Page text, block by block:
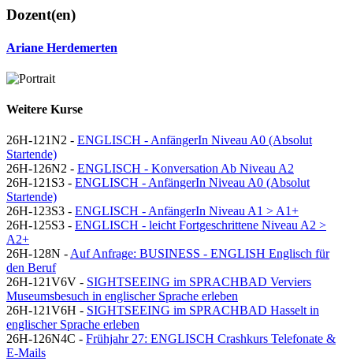
Dozent(en)
Ariane Herdemerten
Weitere Kurse
26H-121N2 - ENGLISCH - AnfängerIn Niveau A0 (Absolut
Startende)
26H-126N2 - ENGLISCH - Konversation Ab Niveau A2
26H-121S3 - ENGLISCH - AnfängerIn Niveau A0 (Absolut
Startende)
26H-123S3 - ENGLISCH - AnfängerIn Niveau A1 > A1+
26H-125S3 - ENGLISCH - leicht Fortgeschrittene Niveau A2 >
A2+
26H-128N -Auf Anfrage: BUSINESS - ENGLISH Englisch für
den Beruf
26H-121V6V - SIGHTSEEING im SPRACHBAD Verviers
Museumsbesuch in englischer Sprache erleben
26H-121V6H - SIGHTSEEING im SPRACHBAD Hasselt in
englischer Sprache erleben
26H-126N4C - Frühjahr 27: ENGLISCH Crashkurs Telefonate &
E-Mails